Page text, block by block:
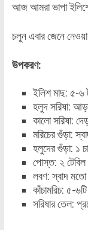
আজ আমরা ভাপা
চলুন এবার জেনে
উপকরণ:
ইলিশ মাছ: ৫-৬
হলুদ সরিষা:
কালো সরিষা:
মরিচের গুঁড়া:
হলুদের গুঁড়া: ১
পোস্ত: ২ টেবিল
লবণ: স্বাদ মতো
কাঁচামরিচ: ৫-৬টি
সরিষার তেল: